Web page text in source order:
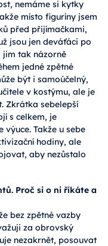
nemáme si kytky
místo figuríny jsem
před přijímačkami,
jsou jen deváťáci po
jim tak názorně
jedné zpětné
být i samoúčelný,
v kostýmu, ale je
Zkrátka sebelepší
s celkem, je
Takže u sebe
hodiny, ale
aby nezůstalo
Proč si o ni říkáte a
bez zpětné vazby
za obrovský
nezakrnět, posouvat